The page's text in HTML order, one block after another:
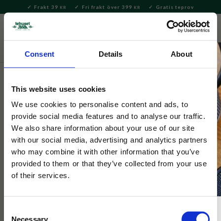
Consent Details About
This website uses cookies
We use cookies to personalise content and ads, to
provide social media features and to analyse our traffic.
We also share information about your use of our site
with our social media, advertising and analytics partners
who may combine it with other information that you’ve
provided to them or that they’ve collected from your use
of their services.
Necessary
Meny
Frakt 39 KR Fri frakt över 399 KR Gratis teprov
Bryggning & Tillbehör
Bialetti
Bialetti Moccakanna Originale 2
kopp
Kroppen är gjord uteslutande i aluminium och bär Bialettis
kännetecken "den lilla mannen i mustach".